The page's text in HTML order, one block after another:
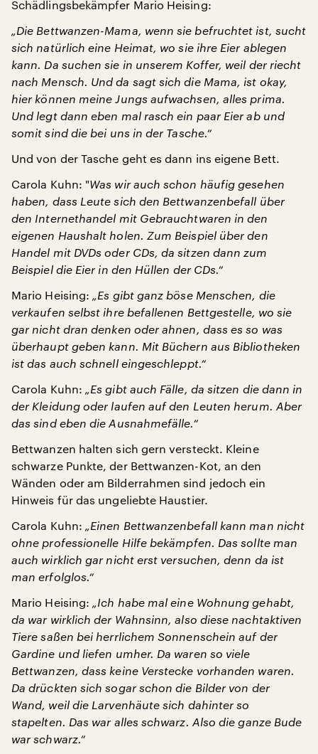
Schädlingsbekämpfer Mario Heising:
„Die Bettwanzen-Mama, wenn sie befruchtet ist, sucht
sich natürlich eine Heimat, wo sie ihre Eier ablegen
kann. Da suchen sie in unserem Koffer, weil der riecht
nach Mensch. Und da sagt sich die Mama, ist okay,
hier können meine Jungs aufwachsen, alles prima.
Und legt dann eben mal rasch ein paar Eier ab und
somit sind die bei uns in der Tasche.“
Und von der Tasche geht es dann ins eigene Bett.
Carola Kuhn: "Was wir auch schon häufig gesehen
haben, dass Leute sich den Bettwanzenbefall über
den Internethandel mit Gebrauchtwaren in den
eigenen Haushalt holen. Zum Beispiel über den
Handel mit DVDs oder CDs, da sitzen dann zum
Beispiel die Eier in den Hüllen der CDs.“
Mario Heising: „Es gibt ganz böse Menschen, die
verkaufen selbst ihre befallenen Bettgestelle, wo sie
gar nicht dran denken oder ahnen, dass es so was
überhaupt geben kann. Mit Büchern aus Bibliotheken
ist das auch schnell eingeschleppt.“
Carola Kuhn: „Es gibt auch Fälle, da sitzen die dann in
der Kleidung oder laufen auf den Leuten herum. Aber
das sind eben die Ausnahmefälle.“
Bettwanzen halten sich gern versteckt. Kleine
schwarze Punkte, der Bettwanzen-Kot, an den
Wänden oder am Bilderrahmen sind jedoch ein
Hinweis für das ungeliebte Haustier.
Carola Kuhn: „Einen Bettwanzenbefall kann man nicht
ohne professionelle Hilfe bekämpfen. Das sollte man
auch wirklich gar nicht erst versuchen, denn da ist
man erfolglos.“
Mario Heising: „Ich habe mal eine Wohnung gehabt,
da war wirklich der Wahnsinn, also diese nachtaktiven
Tiere saßen bei herrlichem Sonnenschein auf der
Gardine und liefen umher. Da waren so viele
Bettwanzen, dass keine Verstecke vorhanden waren.
Da drückten sich sogar schon die Bilder von der
Wand, weil die Larvenhäute sich dahinter so
stapelten. Das war alles schwarz. Also die ganze Bude
war schwarz.“